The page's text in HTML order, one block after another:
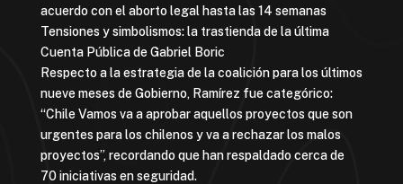
acuerdo con el aborto legal hasta las 14 semanas
Tensiones y simbolismos: la trastienda de la última
Cuenta Pública de Gabriel Boric
Respecto a la estrategia de la coalición para los últimos
nueve meses de Gobierno, Ramírez fue categórico:
“Chile Vamos va a aprobar aquellos proyectos que son
urgentes para los chilenos y va a rechazar los malos
proyectos”, recordando que han respaldado cerca de
70 iniciativas en seguridad.